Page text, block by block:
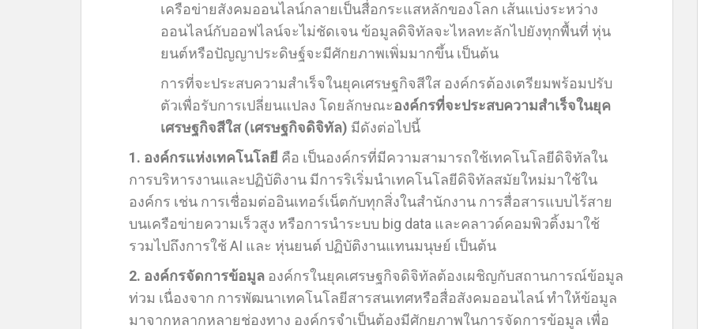
เครือข่ายสังคมออนไลน์กลายเป็นสื่อกระแสหลักของโลก เส้นแบ่งระหว่าง
ออนไลน์กับออฟไลน์จะไม่ชัดเจน ข้อมูลดิจิทัลจะไหลทะลักไปยังทุกพื้นที่ หุ่น
ยนต์หรือปัญญาประดิษฐ์จะมีศักยภาพเพิ่มมากขึ้น เป็นต้น
การที่จะประสบความสำเร็จในยุคเศรษฐกิจสีใส องค์กรต้องเตรียมพร้อมปรับ
ตัวเพื่อรับการเปลี่ยนแปลง โดยลักษณะองค์กรที่จะประสบความสำเร็จในยุค
เศรษฐกิจสีใส (เศรษฐกิจดิจิทัล) มีดังต่อไปนี้
1. องค์กรแห่งเทคโนโลยี คือ เป็นองค์กรที่มีความสามารถใช้เทคโนโลยีดิจิทัลใน
การบริหารงานและปฏิบัติงาน มีการริเริ่มนำเทคโนโลยีดิจิทัลสมัยใหม่มาใช้ใน
องค์กร เช่น การเชื่อมต่ออินเทอร์เน็ตกับทุกสิ่งในสำนักงาน การสื่อสารแบบไร้สาย
บนเครือข่ายความเร็วสูง หรือการนำระบบ big data และคลาวด์คอมพิวติ้งมาใช้
รวมไปถึงการใช้ AI และ หุ่นยนต์ ปฏิบัติงานแทนมนุษย์ เป็นต้น
2. องค์กรจัดการข้อมูล องค์กรในยุคเศรษฐกิจดิจิทัลต้องเผชิญกับสถานการณ์ข้อมูล
ท่วม เนื่องจาก การพัฒนาเทคโนโลยีสารสนเทศหรือสื่อสังคมออนไลน์ ทำให้ข้อมูล
มาจากหลากหลายช่องทาง องค์กรจำเป็นต้องมีศักยภาพในการจัดการข้อมูล เพื่อ